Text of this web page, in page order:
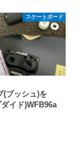
スケートボード
(ブッシュ)を
イド)WFB96a